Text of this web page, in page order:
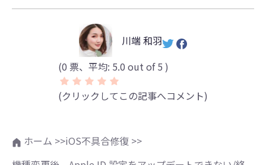
川端 和羽
(0 票、平均: 5.0 out of 5 )
(クリックしてこの記事へコメント)
ホーム >>iOS不具合修復 >>